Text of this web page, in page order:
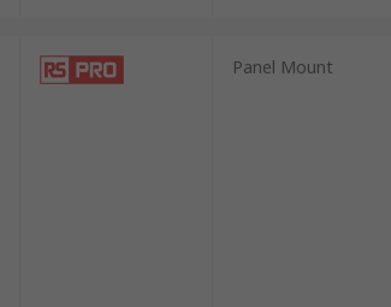
Panel Mount